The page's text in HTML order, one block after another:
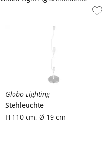
Globo Lighting
Stehleuchte
H 110 cm, Ø 19 cm